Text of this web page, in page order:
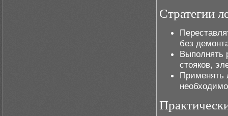
Стратегии
без
Выполнять
стояков,
Применять